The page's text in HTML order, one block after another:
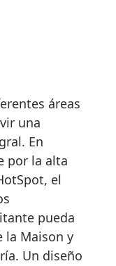
áreas
una
En
por la alta
el
pueda
la Maison y
Un diseño